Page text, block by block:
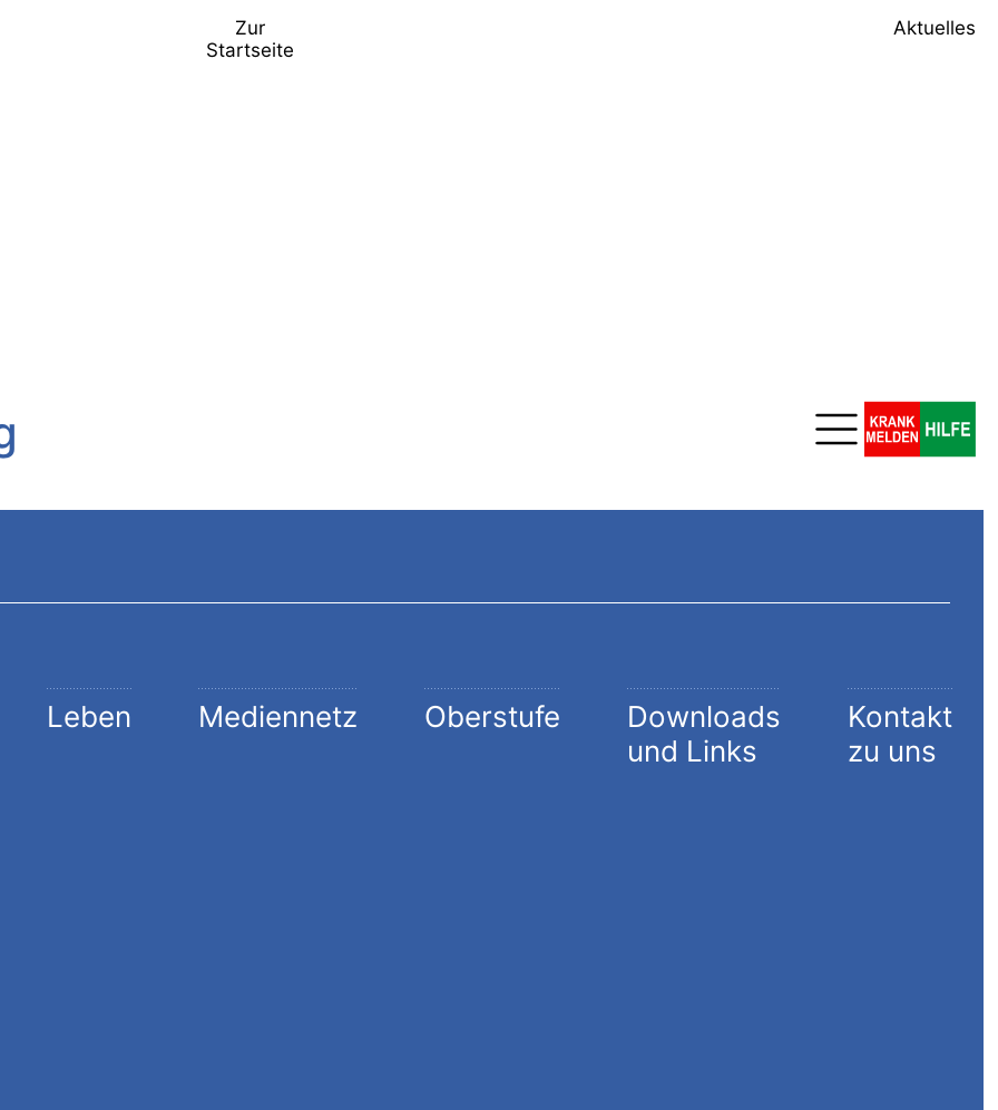
Zur
Startseite
Aktuelles
Leben Mediennetz Oberstufe
Downloads
und Links
Kontakt
zu uns